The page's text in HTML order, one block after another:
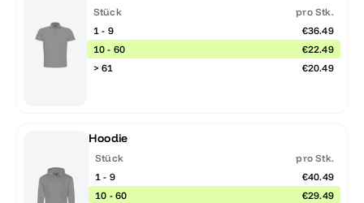
Stück
pro Stk.
1 - 9
€36.49
10 - 60
€22.49
> 61
€20.49
Hoodie
Stück
pro Stk.
1 - 9
€40.49
10 - 60
€29.49